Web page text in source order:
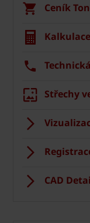
Ceník
Střechy
CAD